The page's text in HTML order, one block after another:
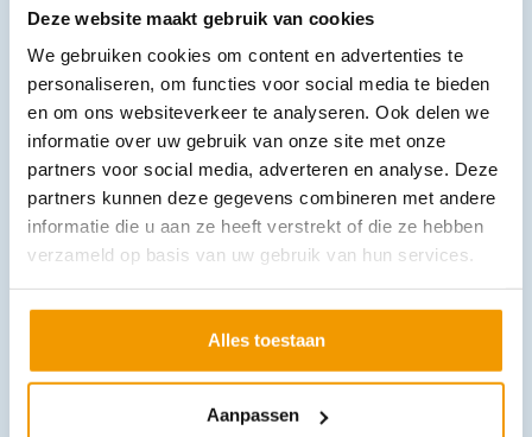
Deze website maakt gebruik van cookies
We gebruiken cookies om content en advertenties te
personaliseren, om functies voor social media te bieden
en om ons websiteverkeer te analyseren. Ook delen we
informatie over uw gebruik van onze site met onze
partners voor social media, adverteren en analyse. Deze
partners kunnen deze gegevens combineren met andere
informatie die u aan ze heeft verstrekt of die ze hebben
verzameld op basis van uw gebruik van hun services.
Alles toestaan
Aanpassen
FFP2 Mondmasker Carine gecertificeerd 5 laags Ds 30 stuks
€16,94 incl. btw
14 excl. btw
In winkelwagen
Uitverkocht